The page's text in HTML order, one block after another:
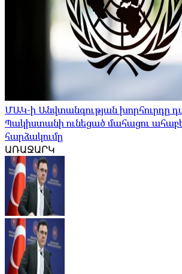
ՄԱԿ-ի Անվտանգության խորհուրդը
Պակիստանի ունեցած մահացու
հարձակումը
ԱՌԱՋԱՐԿ